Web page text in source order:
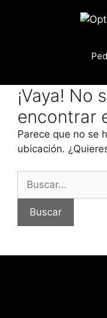
¡Vaya! No
encontrar
Parece que no se
ubicación.
Buscar: